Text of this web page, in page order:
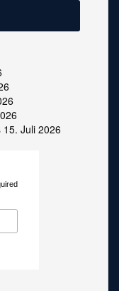
15. Juli 2026